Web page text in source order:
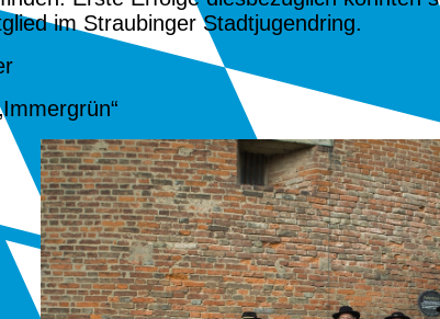
im Straubinger Stadtjugendring.